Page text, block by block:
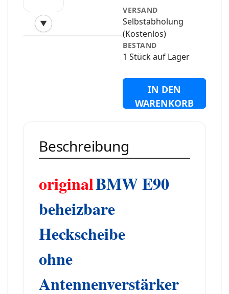
▼
‹
VERSAND
Selbstabholung
(Kostenlos)
BESTAND
1 Stück auf Lager
IN DEN
WARENKORB
Beschreibung
originalBMW E90
beheizbare
Heckscheibe
ohne
Antennenverstärker